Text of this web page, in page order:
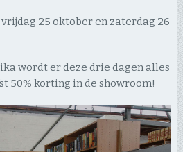
25 oktober en zaterdag 26
wordt er deze drie dagen alles
50% korting in de showroom!